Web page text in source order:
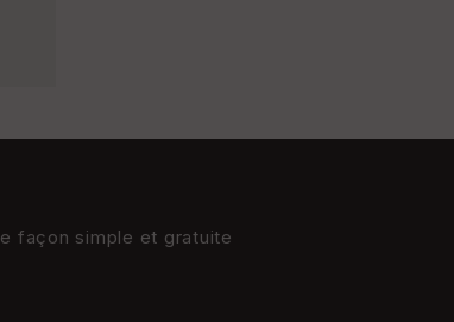
façon simple et gratuite